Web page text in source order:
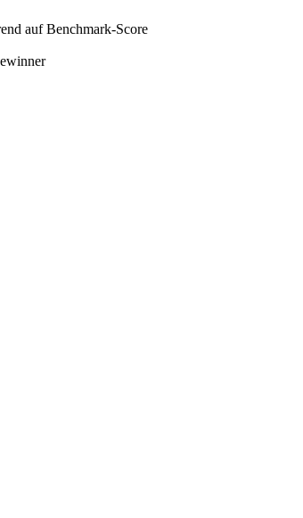
auf Benchmark-Score